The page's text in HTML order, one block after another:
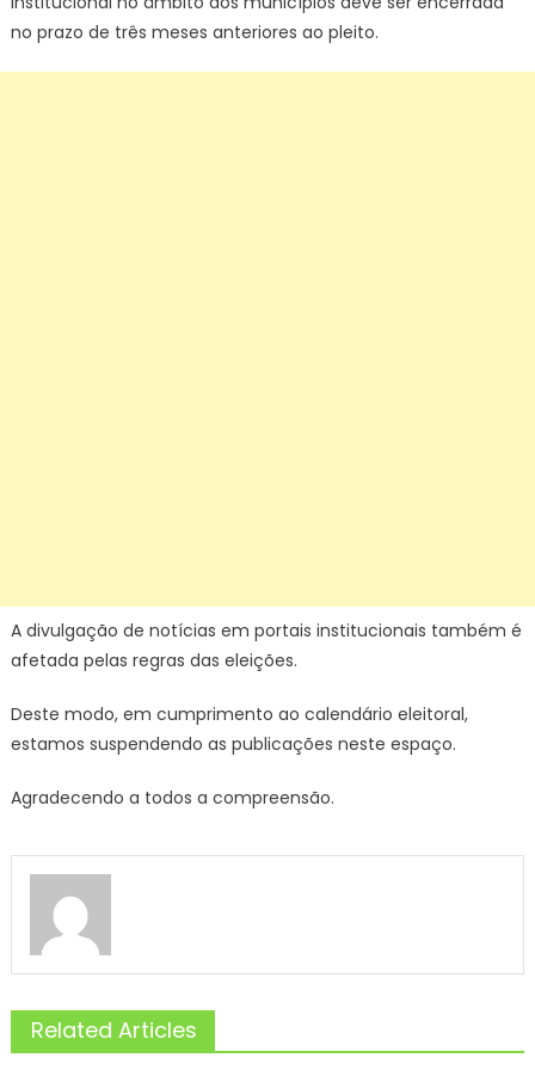
no prazo de três meses anteriores ao pleito.
A divulgação de notícias em portais institucionais também é
afetada pelas regras das eleições.
Deste modo, em cumprimento ao calendário eleitoral,
estamos suspendendo as publicações neste espaço.
Agradecendo a todos a compreensão.
Related Articles